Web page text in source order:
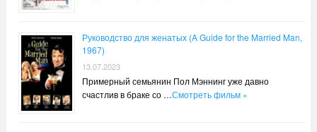
Руководство для женатых (A Guide for the Married Man,
1967)
13.07.2023
Примерный семьянин Пол Мэннинг уже давно
счастлив в браке со …Смотреть фильм »